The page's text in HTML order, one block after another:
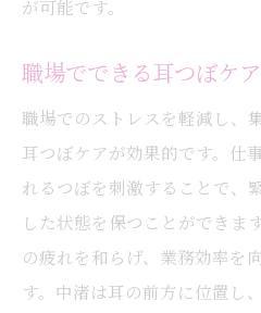
が可能です。
職場でできる耳つぼケ
職場でのストレスを軽減し、
耳つぼケアが効果的です。仕
れるつぼを刺激することで、
した状態を保つことができま
の疲れを和らげ、業務効率を
す。中渚は耳の前方に位置し